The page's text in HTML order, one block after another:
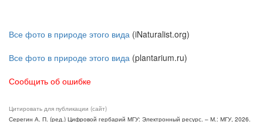
Все фото в природе этого вида (iNaturalist.org)
Все фото в природе этого вида (plantarium.ru)
Сообщить об ошибке
Цитировать для публикации (сайт)
Серегин А. П. (ред.) Цифровой гербарий МГУ: Электронный ресурс. – М.: МГУ, 2026.